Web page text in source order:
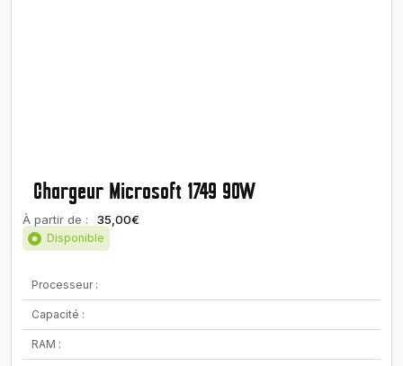
Chargeur Microsoft 1749 90W
À partir de : 35,00€
Disponible
Processeur :
Capacité :
RAM :